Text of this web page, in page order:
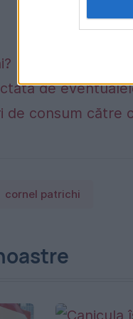
Data după care
de
de consum către
cornel patrichi